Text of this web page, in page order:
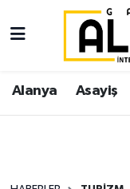
Alanya Asayiş
Alanya
Asayiş
Siyaset
İstanbul
İstanbul Hava
Süper Lig